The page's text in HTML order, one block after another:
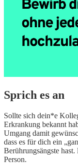
Sprich es an
Sollte sich dein*e
Erkrankung bekannt
Umgang damit
dass es für dich ein
Berührungsängste
Person.